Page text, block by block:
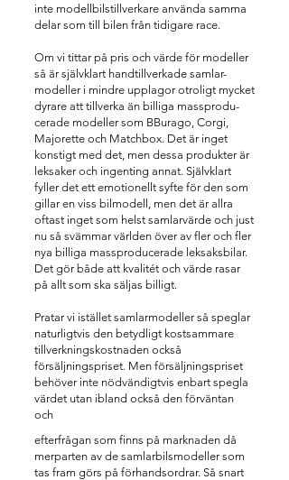
inte modellbilstillverkare använda samma
delar som till bilen från tidigare race.
Om vi tittar på pris och värde för modeller
så är självklart handtillverkade samlar-
modeller i mindre upplagor otroligt mycket
dyrare att tillverka än billiga massprodu-
cerade modeller som BBurago, Corgi,
Majorette och Matchbox. Det är inget
konstigt med det, men dessa produkter är
leksaker och ingenting annat. Självklart
fyller det ett emotionellt syfte för den som
gillar en viss bilmodell, men det är allra
oftast inget som helst samlarvärde och just
nu så svämmar världen över av fler och fler
nya billiga massproducerade leksaksbilar.
Det gör både att kvalitét och värde rasar
på allt som ska säljas billigt.
Pratar vi istället samlarmodeller så speglar
naturligtvis den betydligt kostsammare
tillverkningskostnaden också
försäljningspriset. Men försäljningspriset
behöver inte nödvändigtvis enbart spegla
värdet utan ibland också den förväntan
och
efterfrågan som finns på marknaden då
merparten av de samlarbilsmodeller som
tas fram görs på förhandsordrar. Så snart